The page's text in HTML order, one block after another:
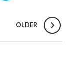
OLDER